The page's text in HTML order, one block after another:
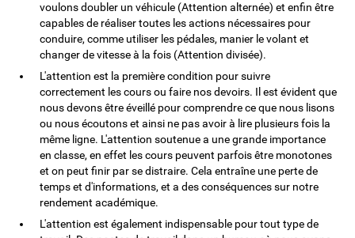
voulons doubler un véhicule (Attention alternée) et enfin être
capables de réaliser toutes les actions nécessaires pour
conduire, comme utiliser les pédales, manier le volant et
changer de vitesse à la fois (Attention divisée).
L'attention est la première condition pour suivre
correctement les cours ou faire nos devoirs. Il est évident que
nous devons être éveillé pour comprendre ce que nous lisons
ou nous écoutons et ainsi ne pas avoir à lire plusieurs fois la
même ligne. L'attention soutenue a une grande importance
en classe, en effet les cours peuvent parfois être monotones
et on peut finir par se distraire. Cela entraîne une perte de
temps et d'informations, et a des conséquences sur notre
rendement académique.
L'attention est également indispensable pour tout type de